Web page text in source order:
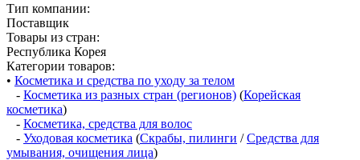
Тип компании:
Поставщик
Товары из стран:
Республика Корея
Категории товаров:
• Косметика и средства по уходу за телом
- Косметика из разных стран (регионов) (Корейская
косметика)
- Косметика, средства для волос
- Уходовая косметика (Скрабы, пилинги /Средства для
умывания, очищения лица)